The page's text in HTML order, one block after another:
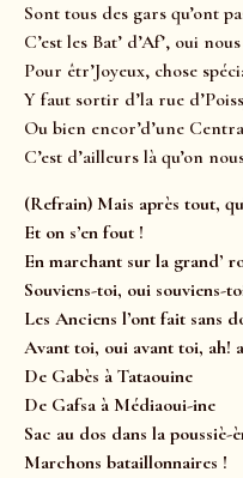
Sont tous des gars qu’ont
C’est les Bat’ d’Af’, oui
Pour êtr’Joyeux, chose
Y faut sortir d’la rue
Ou bien encor’d’une
C’est d’ailleurs là qu’on
(Refrain) Mais après tout,
Et on s’en fout !
En marchant sur la grand’
Souviens-toi, oui souviens-
Les Anciens l’ont fait sans
Avant toi, oui avant toi, ah!
De Gabès à Tataouine
De Gafsa à Médiaoui-ine
Sac au dos dans la poussiè-
Marchons bataillonnaires !